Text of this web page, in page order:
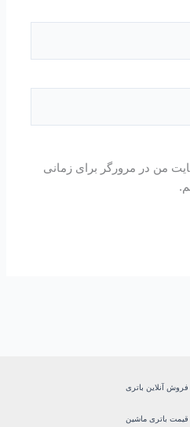
من در مرورگر برای زمانی
فروش آنلاین باتری
قیمت باتری ماشین